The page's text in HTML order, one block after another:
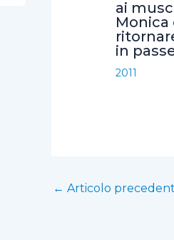
ai
Monica
in
2011
← Articolo